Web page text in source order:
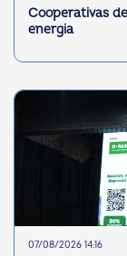
Cooperativas
energia
07/08/2026 14:16